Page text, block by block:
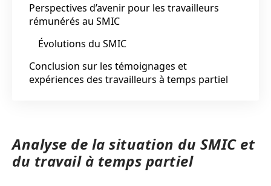
Perspectives d’avenir pour les travailleurs
rémunérés au SMIC
Évolutions du SMIC
Conclusion sur les témoignages et
expériences des travailleurs à temps partiel
Analyse de la situation du SMIC et
du travail à temps partiel